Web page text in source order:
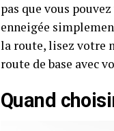
pas que vous
enneigée
la route, lisez votre
route de base avec
Quand